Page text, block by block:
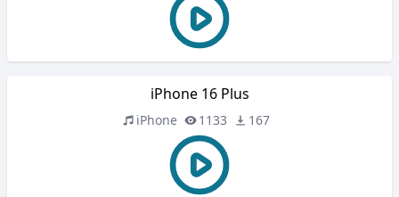
iPhone 16 Plus
iPhone 1133 167